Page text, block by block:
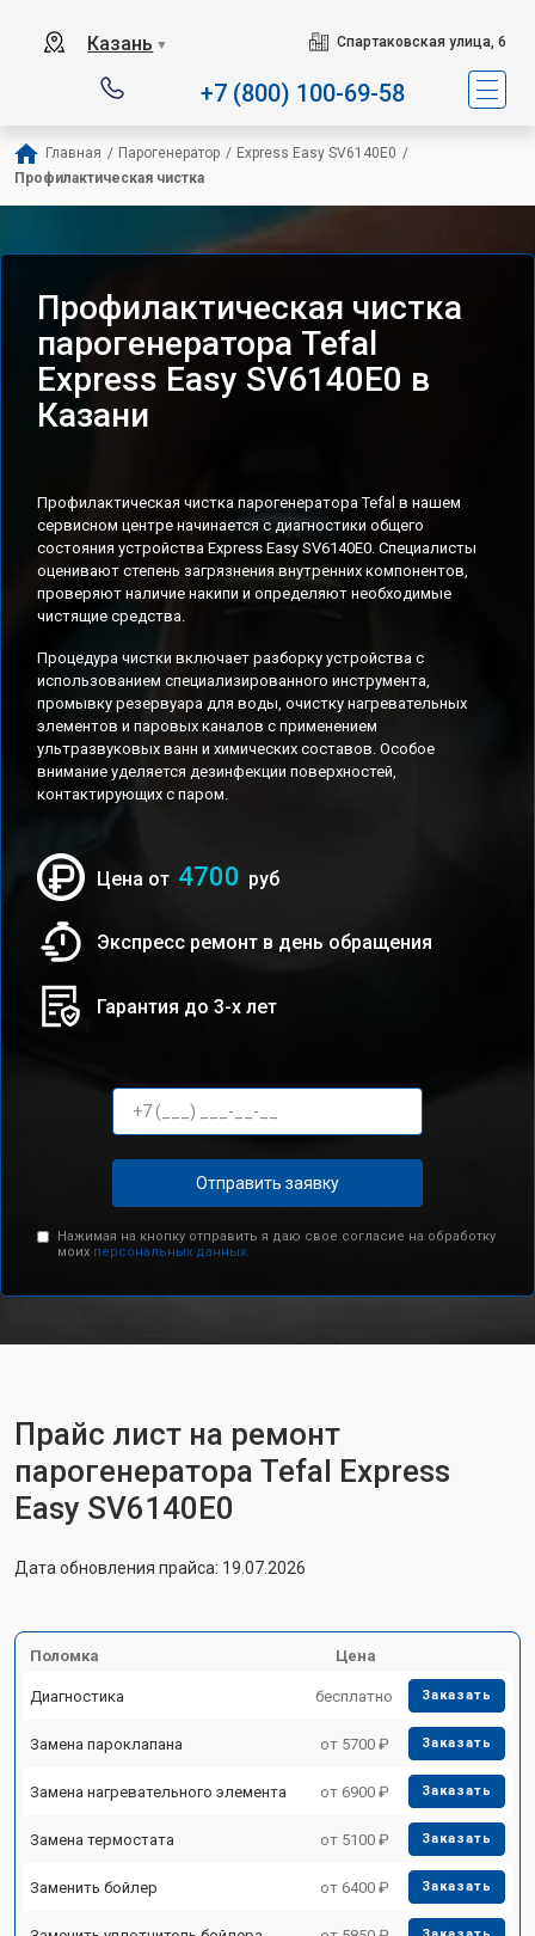
Казань ▼ Спартаковская улица, 6
+7 (800) 100-69-58
Главная / Парогенератор / Express Easy SV6140E0 /
Профилактическая чистка
Профилактическая чистка
парогенератора Tefal
Express Easy SV6140E0 в
Казани
Профилактическая чистка парогенератора Tefal в нашем
сервисном центре начинается с диагностики общего
состояния устройства Express Easy SV6140E0. Специалисты
оценивают степень загрязнения внутренних компонентов,
проверяют наличие накипи и определяют необходимые
чистящие средства.
Процедура чистки включает разборку устройства с
использованием специализированного инструмента,
промывку резервуара для воды, очистку нагревательных
элементов и паровых каналов с применением
ультразвуковых ванн и химических составов. Особое
внимание уделяется дезинфекции поверхностей,
контактирующих с паром.
Цена от 4700 руб
Экспресс ремонт в день обращения
Гарантия до 3-х лет
Отправить заявку
Нажимая на кнопку отправить я даю свое согласие на обработку
моих персональных данных.
Прайс лист на ремонт
парогенератора Tefal Express
Easy SV6140E0
Дата обновления прайса: 19.07.2026
Поломка Цена
Диагностика бесплатно Заказать
Замена пароклапана от 5700 ₽ Заказать
Замена нагревательного элемента от 6900 ₽ Заказать
Замена термостата от 5100 ₽ Заказать
Заменить бойлер от 6400 ₽ Заказать